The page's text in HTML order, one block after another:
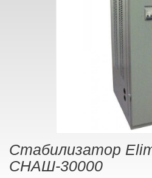
Стабилизатор
СНАШ-30000